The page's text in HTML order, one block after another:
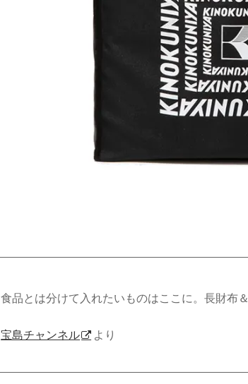
食品とは分けて入れたいものはここに。長財布＆
宝島チャンネル より